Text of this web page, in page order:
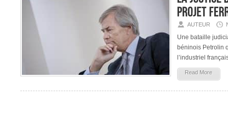
AUTEUR
Une bataille
béninois Petrolin
l’industriel
Read More